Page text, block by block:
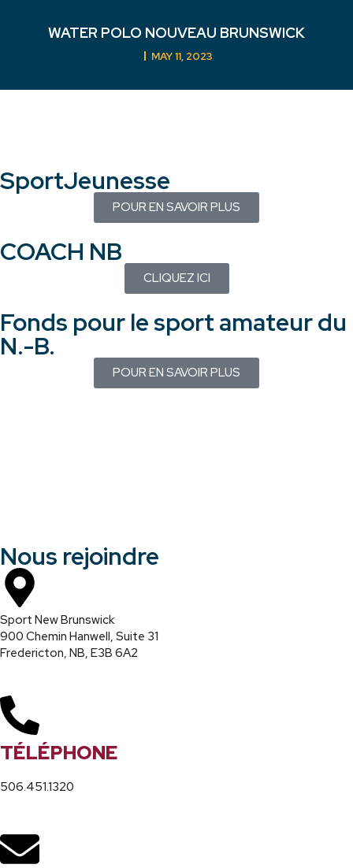
WATER POLO NOUVEAU BRUNSWICK
MAY 11, 2023
SportJeunesse
POUR EN SAVOIR PLUS
COACH NB
CLIQUEZ ICI
Fonds pour le sport amateur du
N.-B.
POUR EN SAVOIR PLUS
Nous rejoindre
Sport New Brunswick
900 Chemin Hanwell, Suite 31
Fredericton, NB, E3B 6A2
TÉLÉPHONE
506.451.1320